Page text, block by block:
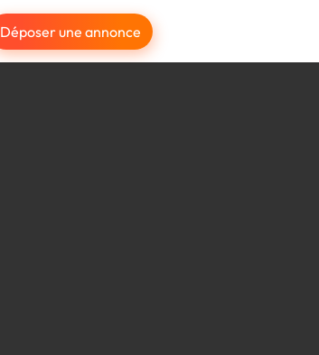
Déposer une annonce